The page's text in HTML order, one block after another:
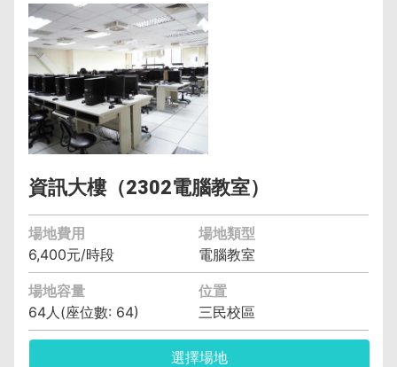
(04)2219-5525
保證金︰6,400元
空調費︰無空調元/小時
備註︰備有水電、燈光、空調
資訊大樓（2302電腦教室）
場地費用
場地類型
6,400元/時段
電腦教室
場地容量
位置
64人(座位數: 64)
三民校區
選擇場地